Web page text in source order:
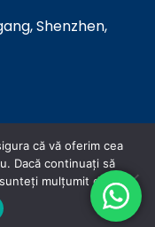
Shenzhen,
Lighting CO.,LTD
că vă oferim cea
Dacă continuați să
mulțumit de el.